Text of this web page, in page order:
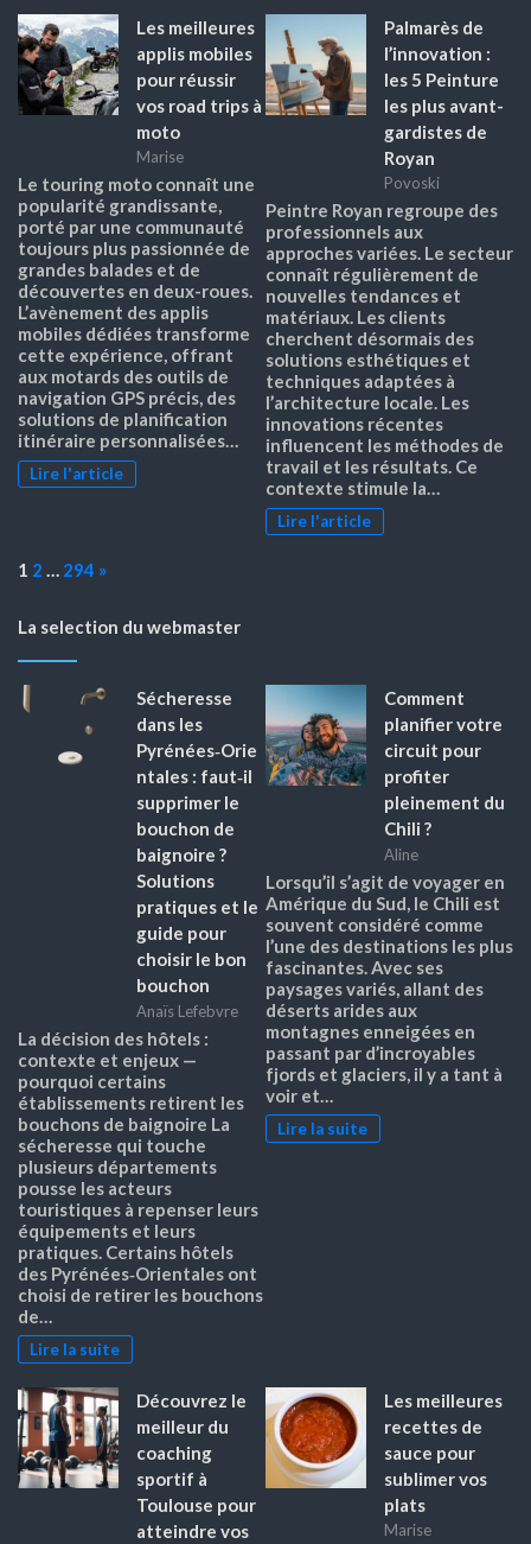
Les meilleures
applis mobiles
pour réussir
vos road trips à
moto
Marise
Le touring moto connaît une
popularité grandissante,
porté par une communauté
toujours plus passionnée de
grandes balades et de
découvertes en deux-roues.
L’avènement des applis
mobiles dédiées transforme
cette expérience, offrant
aux motards des outils de
navigation GPS précis, des
solutions de planification
itinéraire personnalisées…
Lire l'article
Palmarès de
l’innovation :
les 5 Peinture
les plus avant-
gardistes de
Royan
Povoski
Peintre Royan regroupe des
professionnels aux
approches variées. Le secteur
connaît régulièrement de
nouvelles tendances et
matériaux. Les clients
cherchent désormais des
solutions esthétiques et
techniques adaptées à
l’architecture locale. Les
innovations récentes
influencent les méthodes de
travail et les résultats. Ce
contexte stimule la…
Lire l'article
Page:
1 2 … 294 Next
»
La selection du webmaster
Sécheresse
dans les
Pyrénées‑Orie
ntales : faut‑il
supprimer le
bouchon de
baignoire ?
Solutions
pratiques et le
guide pour
choisir le bon
bouchon
Anaïs Lefebvre
La décision des hôtels :
contexte et enjeux —
pourquoi certains
établissements retirent les
bouchons de baignoire La
sécheresse qui touche
plusieurs départements
pousse les acteurs
touristiques à repenser leurs
équipements et leurs
pratiques. Certains hôtels
des Pyrénées‑Orientales ont
choisi de retirer les bouchons
de…
Lire la suite
Comment
planifier votre
circuit pour
profiter
pleinement du
Chili ?
Aline
Lorsqu’il s’agit de voyager en
Amérique du Sud, le Chili est
souvent considéré comme
l’une des destinations les plus
fascinantes. Avec ses
paysages variés, allant des
déserts arides aux
montagnes enneigées en
passant par d’incroyables
fjords et glaciers, il y a tant à
voir et…
Lire la suite
Découvrez le
meilleur du
coaching
sportif à
Toulouse pour
atteindre vos
Les meilleures
recettes de
sauce pour
sublimer vos
plats
Marise